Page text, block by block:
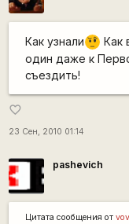
Как узнали??? Как
один даже к
съездить!
favorite_border
23 Сен, 2010 01:14
pashevich
Цитата сообщения от